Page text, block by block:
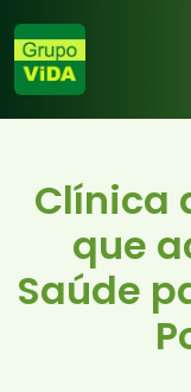
Clínica
que
Saúde